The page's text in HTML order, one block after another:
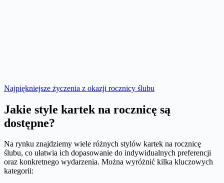
Najpiękniejsze życzenia z okazji rocznicy ślubu
Jakie style kartek na rocznicę są
dostępne?
Na rynku znajdziemy wiele różnych stylów kartek na rocznicę
ślubu, co ułatwia ich dopasowanie do indywidualnych preferencji
oraz konkretnego wydarzenia. Można wyróżnić kilka kluczowych
kategorii: